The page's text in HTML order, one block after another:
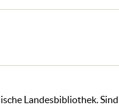
Landesbibliothek.